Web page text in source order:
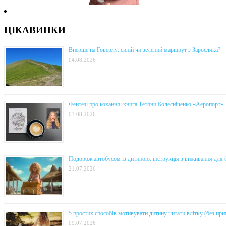
ЦІКАВИНКИ
Вперше на Говерлу: синій чи зелений маршрут з Заросляка?
04.08.2026
Фентезі про кохання: книга Тетяни Колесніченко «Аеропорт»
03.08.2026
Подорож автобусом із дитиною: інструкція з виживання для
21.07.2026
5 простих способів мотивувати дитину читати влітку (без
09.07.2026